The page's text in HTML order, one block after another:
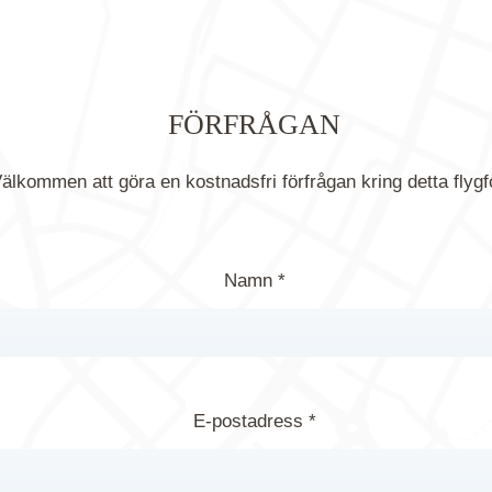
FÖRFRÅGAN
att göra en kostnadsfri förfrågan kring detta
Namn *
E-postadress *